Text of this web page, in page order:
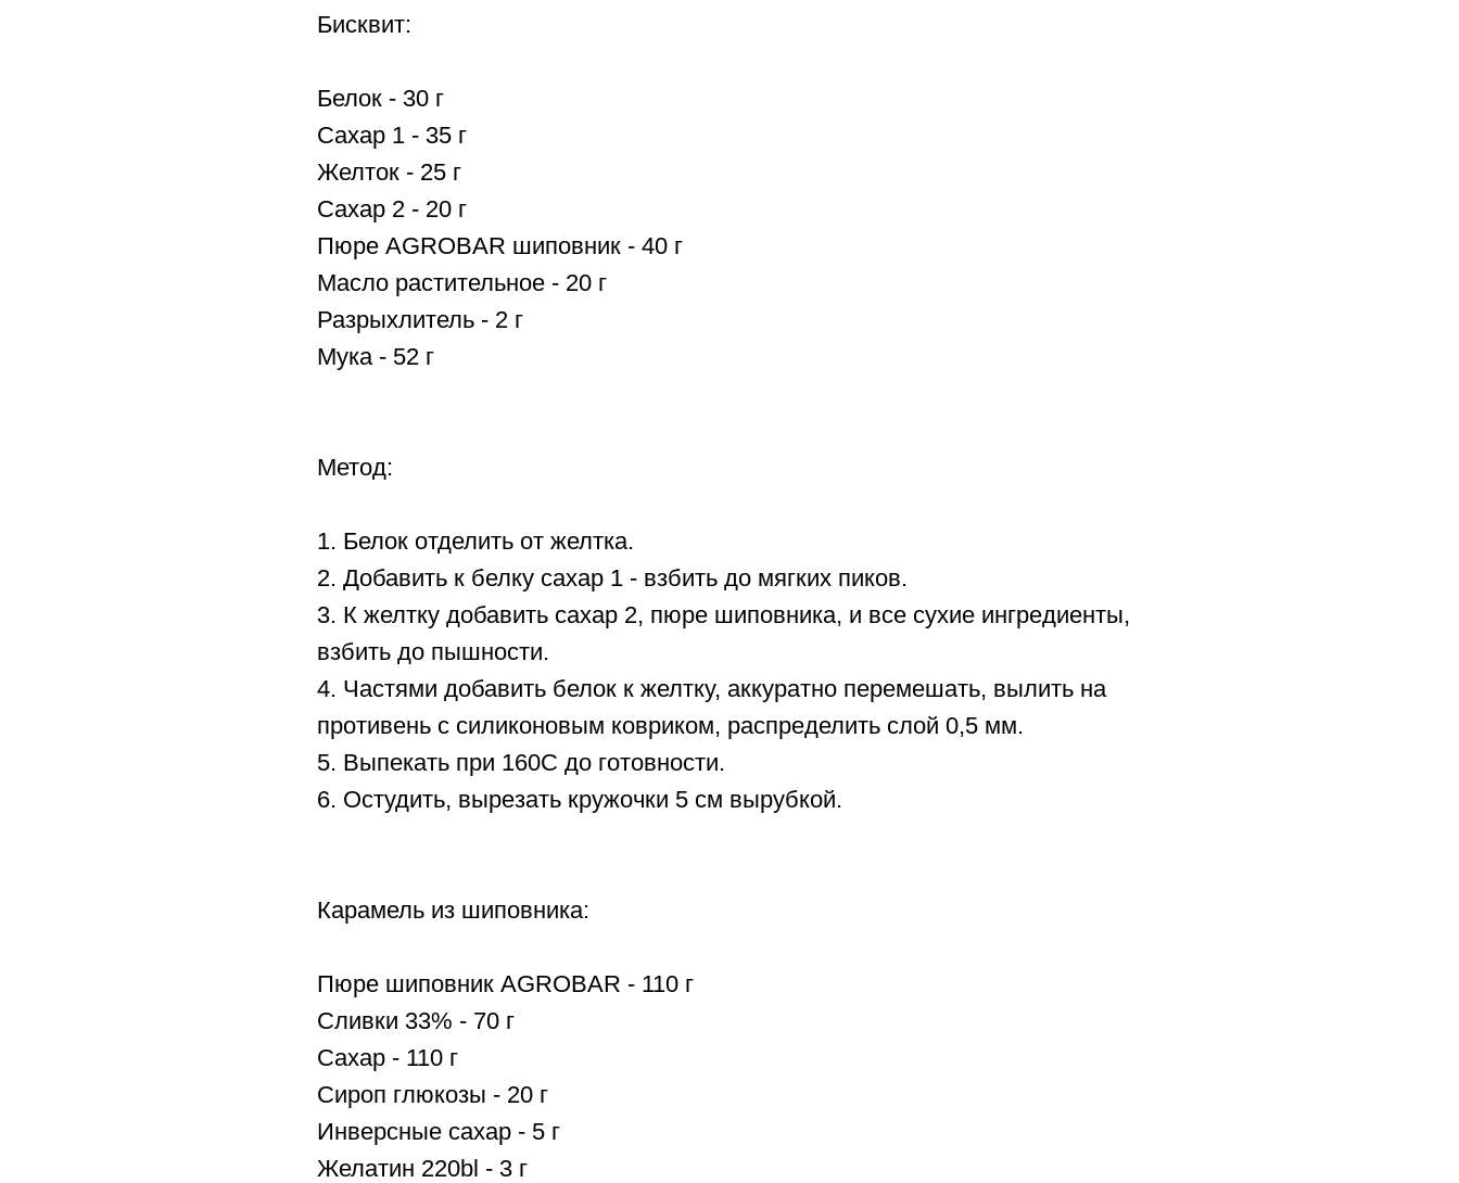
Бисквит:
Белок - 30 г
Сахар 1 - 35 г
Желток - 25 г
Сахар 2 - 20 г
Пюре AGROBAR шиповник - 40 г
Масло растительное - 20 г
Разрыхлитель - 2 г
Мука - 52 г
Метод:
1. Белок отделить от желтка.
2. Добавить к белку сахар 1 - взбить до мягких пиков.
3. К желтку добавить сахар 2, пюре шиповника, и все сухие ингредиенты,
взбить до пышности.
4. Частями добавить белок к желтку, аккуратно перемешать, вылить на
противень с силиконовым ковриком, распределить слой 0,5 мм.
5. Выпекать при 160С до готовности.
6. Остудить, вырезать кружочки 5 см вырубкой.
Карамель из шиповника:
Пюре шиповник AGROBAR - 110 г
Сливки 33% - 70 г
Сахар - 110 г
Сироп глюкозы - 20 г
Инверсные сахар - 5 г
Желатин 220bl - 3 г